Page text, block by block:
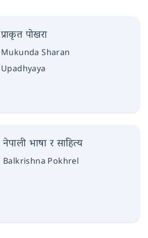
प्राकृत पोखरा
Mukunda Sharan
Upadhyaya
नेपाली भाषा र साहित्य
Balkrishna Pokhrel